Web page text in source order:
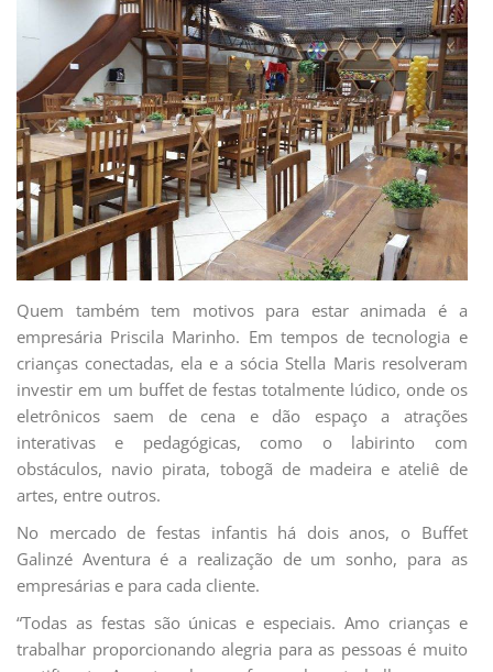
Quem também tem motivos para estar animada é a
empresária Priscila Marinho. Em tempos de tecnologia e
crianças conectadas, ela e a sócia Stella Maris resolveram
investir em um buffet de festas totalmente lúdico, onde os
eletrônicos saem de cena e dão espaço a atrações
interativas e pedagógicas, como o labirinto com
obstáculos, navio pirata, tobogã de madeira e ateliê de
artes, entre outros.
No mercado de festas infantis há dois anos, o Buffet
Galinzé Aventura é a realização de um sonho, para as
empresárias e para cada cliente.
“Todas as festas são únicas e especiais. Amo crianças e
trabalhar proporcionando alegria para as pessoas é muito